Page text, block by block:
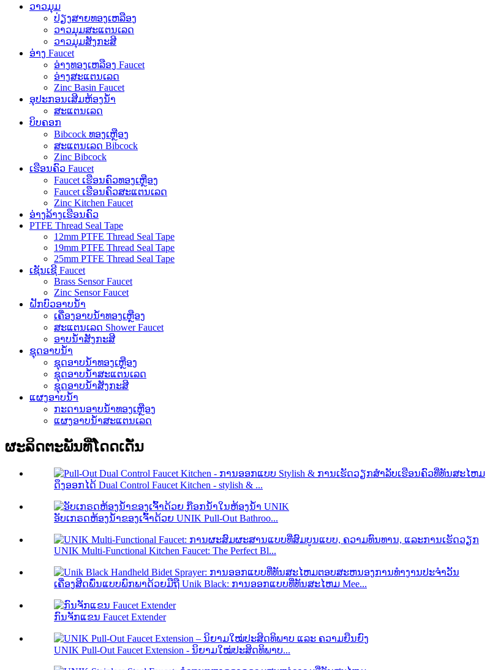
ວາວມຸມ
ປ່ຽງສາຍທອງເຫລືອງ
ວາວມຸມສະແຕນເລດ
ວາວມຸມສັງກະສີ
ອ່າງ Faucet
ອ່າງທອງເຫລືອງ Faucet
ອ່າງສະແຕນເລດ
Zinc Basin Faucet
ອຸປະກອນເສີມຫ້ອງນ້ໍາ
ສະແຕນເລດ
ບິບຄອກ
Bibcock ທອງເຫຼືອງ
ສະແຕນເລດ Bibcock
Zinc Bibcock
ເຮືອນຄົວ Faucet
Faucet ເຮືອນຄົວທອງເຫຼືອງ
Faucet ເຮືອນຄົວສະແຕນເລດ
Zinc Kitchen Faucet
ອ່າງລ້າງເຮືອນຄົວ
PTFE Thread Seal Tape
12mm PTFE Thread Seal Tape
19mm PTFE Thread Seal Tape
25mm PTFE Thread Seal Tape
ເຊັນເຊີ Faucet
Brass Sensor Faucet
Zinc Sensor Faucet
ຝັກບົວອາບນໍ້າ
ເຄື່ອງອາບນໍ້າທອງເຫຼືອງ
ສະແຕນເລດ Shower Faucet
ອາບນ້ໍາສັງກະສີ
ຊຸດອາບນໍ້າ
ຊຸດອາບນ້ໍາທອງເຫຼືອງ
ຊຸດອາບນ້ໍາສະແຕນເລດ
ຊຸດອາບນ້ໍາສັງກະສີ
ແຜງອາບນ້ໍາ
ກະດານອາບນ້ໍາທອງເຫຼືອງ
ແຜງອາບນ້ໍາສະແຕນເລດ
ຜະລິດຕະພັນທີ່ໂດດເດັ່ນ
ດຶງອອກໄດ້ Dual Control Faucet Kitchen - stylish & ...
ອັບເກຣດຫ້ອງນ້ຳຂອງເຈົ້າດ້ວຍ UNIK Pull-Out Bathroo...
UNIK Multi-Functional Kitchen Faucet: The Perfect Bl...
ເຄື່ອງສີດພົ່ນແບບພົກພາດ້ວຍມືຖື Unik Black: ການອອກແບບທີ່ທັນສະໄຫມ Mee...
ກົນຈັກແຂນ Faucet Extender
UNIK Pull-Out Faucet Extension - ນິຍາມໃໝ່ປະສິດທິພາບ...